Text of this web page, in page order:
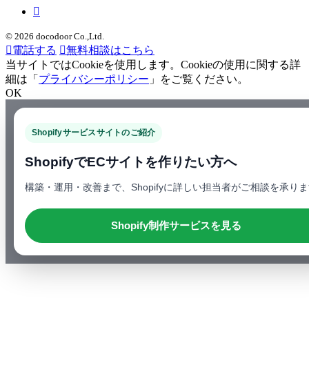
© 2026 docodoor Co.,Ltd.
電話する
無料相談はこちら
当サイトではCookieを使用します。Cookieの使用に関する詳
細は「 プライバシーポリシー 」をご覧ください。
OK
Shopifyサービスサイトのご紹介
ShopifyでECサイトを作りたい方へ
構築・運用・改善まで、Shopifyに詳しい担当者がご相談を承り
Shopify制作サービスを見る